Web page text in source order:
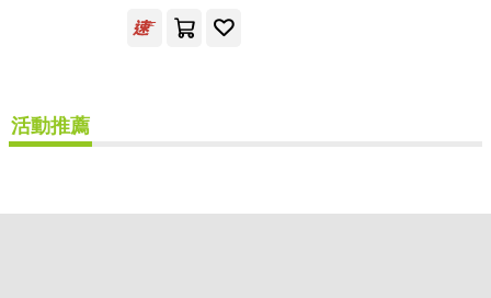
可超商取貨(2) 可海外宅配(2)
其他 (可複選)
活動推薦